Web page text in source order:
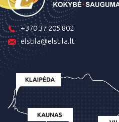
+370 37 205 802
elstila@elstila.lt